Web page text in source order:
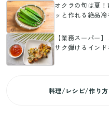
オクラの旬は夏
ッと作れる絶品
【業務スーパー
サク弾けるイン
料理/レシピ/作り方